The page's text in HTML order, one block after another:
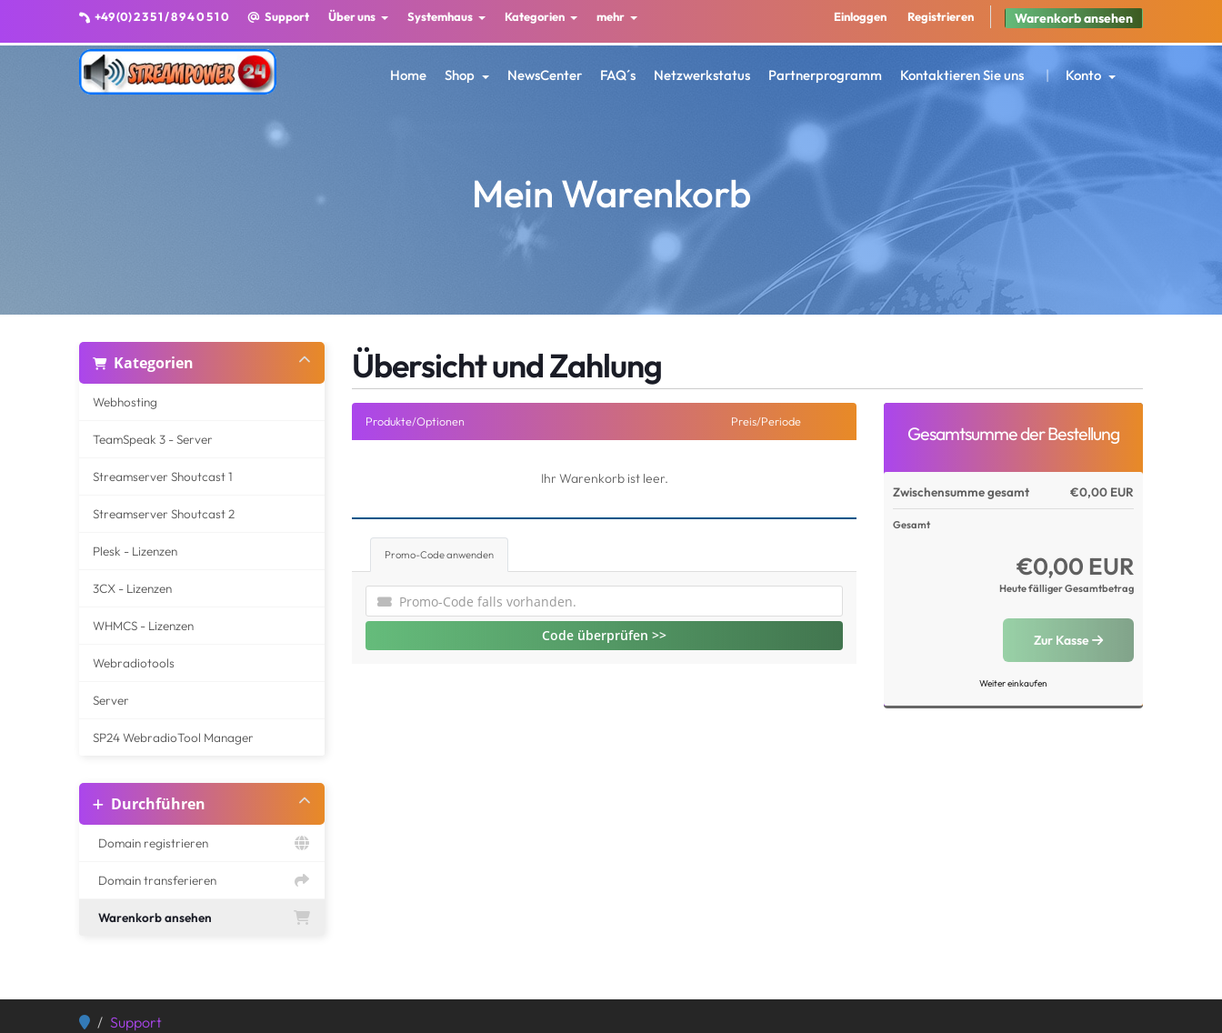
+49 (0) 2 3 5 1 / 8 9 4 0 5 1 0 Support Über uns Systemhaus Kategorien mehr Einloggen Registrieren Warenkorb ansehen
Home Shop NewsCenter FAQ´s Netzwerkstatus Partnerprogramm Kontaktieren Sie uns Konto
Mein Warenkorb
Kategorien
Webhosting
TeamSpeak 3 - Server
Streamserver Shoutcast 1
Streamserver Shoutcast 2
Plesk - Lizenzen
3CX - Lizenzen
WHMCS - Lizenzen
Webradiotools
Server
SP24 WebradioTool Manager
Durchführen
Domain registrieren
Domain transferieren
Warenkorb ansehen
Übersicht und Zahlung
Produkte/Optionen Preis/Periode
Ihr Warenkorb ist leer.
Promo-Code anwenden
Code überprüfen >>
Gesamtsumme der Bestellung
Zwischensumme gesamt €0,00 EUR
Gesamt
€0,00 EUR
Heute fälliger Gesamtbetrag
Zur Kasse
Weiter einkaufen
Support